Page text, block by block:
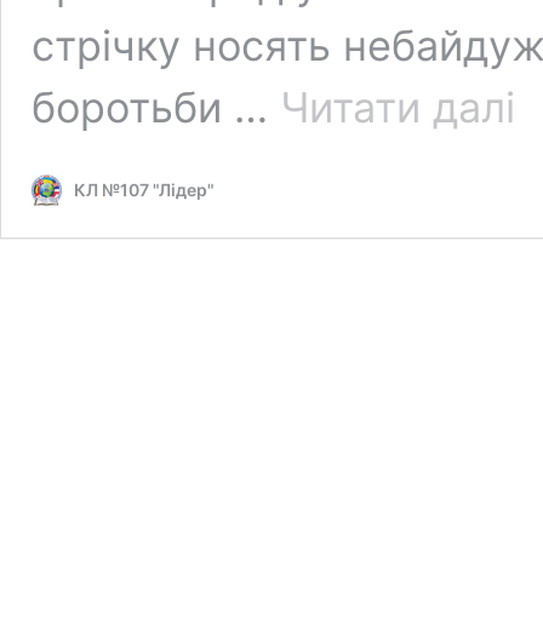
стрічку носять
боротьби … Читати далі
КЛ №107 "Лідер"